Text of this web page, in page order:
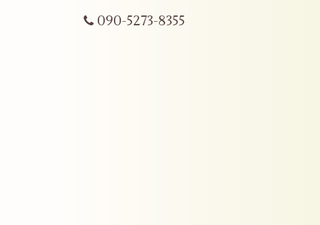
090-5273-8355